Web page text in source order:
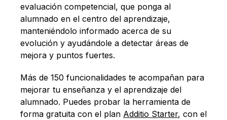
evaluación competencial, que ponga al
alumnado en el centro del aprendizaje,
manteniéndolo informado acerca de su
evolución y ayudándole a detectar áreas de
mejora y puntos fuertes.
Más de 150 funcionalidades te acompañan para
mejorar tu enseñanza y el aprendizaje del
alumnado. Puedes probar la herramienta de
forma gratuita con el plan Additio Starter, con el